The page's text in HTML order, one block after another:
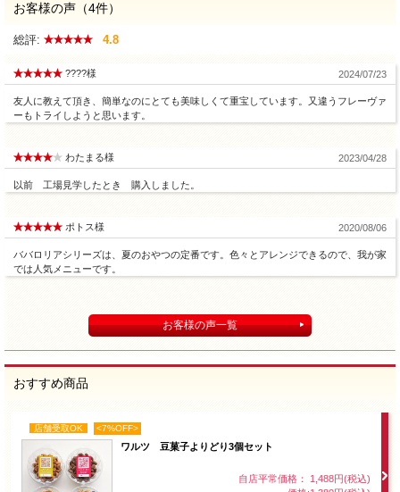
お客様の声（4件）
総評: 4.8
????様 2024/07/23
友人に教えて頂き、簡単なのにとても美味しくて重宝しています。又違うフレーヴァ
ーもトライしようと思います。
わたまる様 2023/04/28
以前 工場見学したとき 購入しました。
ポトス様 2020/08/06
ババロリアシリーズは、夏のおやつの定番です。色々とアレンジできるので、我が家
では人気メニューです。
お客様の声一覧
おすすめ商品
店舗受取OK <7%OFF>
ワルツ 豆菓子よりどり3個セット
自店平常価格： 1,488円(税込)